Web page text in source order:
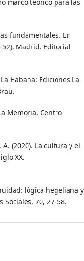
marco teórico para las
fundamentales. En
52). Madrid: Editorial
Habana: Ediciones La
Memoria, Centro
(2020). La cultura y el
XX.
lógica hegeliana y
Sociales, 70, 27-58.